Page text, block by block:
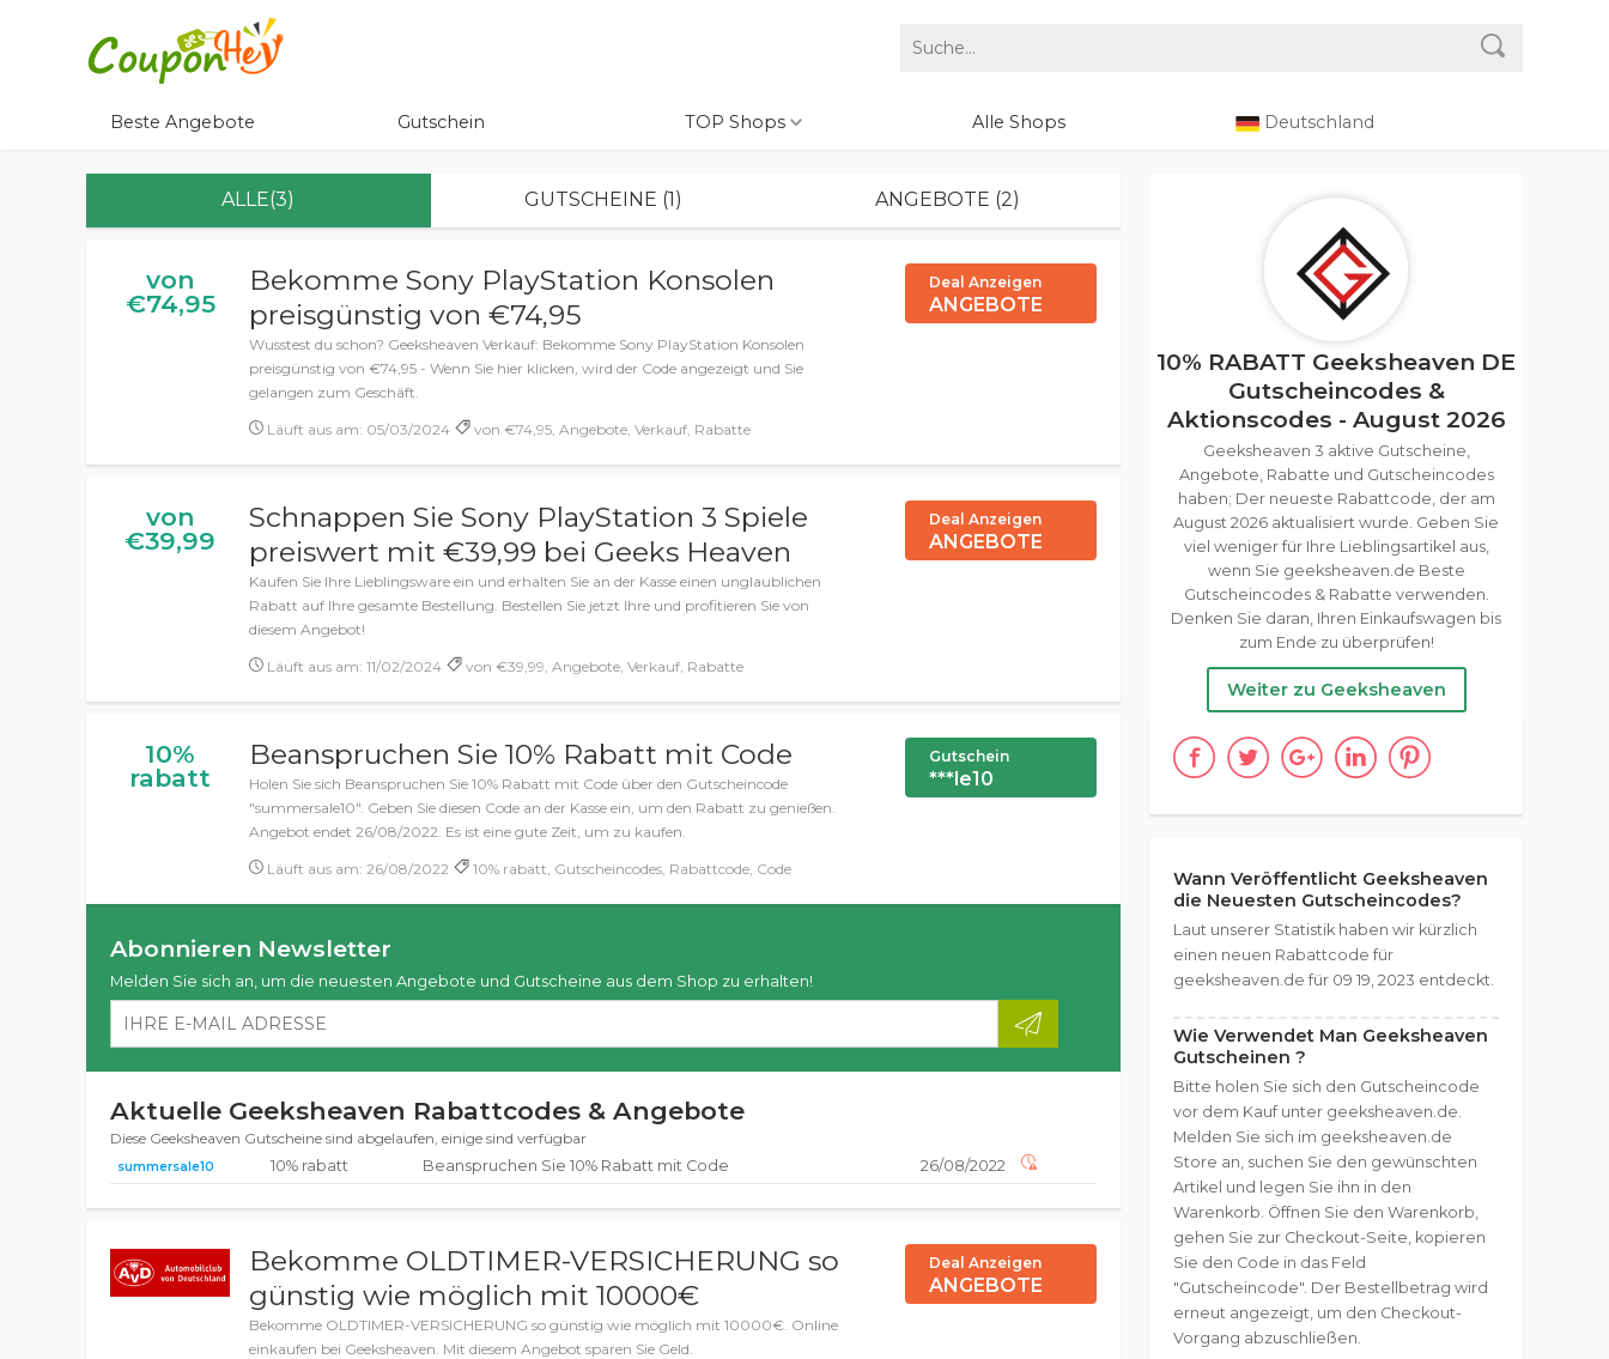
Beste Angebote Gutschein TOP Shops Alle Shops Deutschland
ALLE(3) GUTSCHEINE (1) ANGEBOTE (2)
von
€74,95
Bekomme Sony PlayStation Konsolen
preisgünstig von €74,95
Wusstest du schon? Geeksheaven Verkauf: Bekomme Sony PlayStation Konsolen
preisgünstig von €74,95 - Wenn Sie hier klicken, wird der Code angezeigt und Sie
gelangen zum Geschäft.
Läuft aus am: 05/03/2024 von €74,95, Angebote, Verkauf, Rabatte
Deal Anzeigen
ANGEBOTE
von
€39,99
Schnappen Sie Sony PlayStation 3 Spiele
preiswert mit €39,99 bei Geeks Heaven
Kaufen Sie Ihre Lieblingsware ein und erhalten Sie an der Kasse einen unglaublichen
Rabatt auf Ihre gesamte Bestellung. Bestellen Sie jetzt Ihre und profitieren Sie von
diesem Angebot!
Läuft aus am: 11/02/2024 von €39,99, Angebote, Verkauf, Rabatte
Deal Anzeigen
ANGEBOTE
10%
rabatt
Beanspruchen Sie 10% Rabatt mit Code
Holen Sie sich Beanspruchen Sie 10% Rabatt mit Code über den Gutscheincode
"summersale10". Geben Sie diesen Code an der Kasse ein, um den Rabatt zu genießen.
Angebot endet 26/08/2022. Es ist eine gute Zeit, um zu kaufen.
Läuft aus am: 26/08/2022 10% rabatt, Gutscheincodes, Rabattcode, Code
Gutschein
***le10
Abonnieren Newsletter
Melden Sie sich an, um die neuesten Angebote und Gutscheine aus dem Shop zu erhalten!
Aktuelle Geeksheaven Rabattcodes & Angebote
Diese Geeksheaven Gutscheine sind abgelaufen, einige sind verfügbar
summersale10 10% rabatt Beanspruchen Sie 10% Rabatt mit Code 26/08/2022
Bekomme OLDTIMER-VERSICHERUNG so
günstig wie möglich mit 10000€
Bekomme OLDTIMER-VERSICHERUNG so günstig wie möglich mit 10000€. Online
einkaufen bei Geeksheaven. Mit diesem Angebot sparen Sie Geld.
Deal Anzeigen
ANGEBOTE
10% RABATT Geeksheaven DE
Gutscheincodes &
Aktionscodes - August 2026
Geeksheaven 3 aktive Gutscheine,
Angebote, Rabatte und Gutscheincodes
haben; Der neueste Rabattcode, der am
August 2026 aktualisiert wurde. Geben Sie
viel weniger für Ihre Lieblingsartikel aus,
wenn Sie geeksheaven.de Beste
Gutscheincodes & Rabatte verwenden.
Denken Sie daran, Ihren Einkaufswagen bis
zum Ende zu überprüfen!
Weiter zu Geeksheaven
Wann Veröffentlicht Geeksheaven
die Neuesten Gutscheincodes?
Laut unserer Statistik haben wir kürzlich
einen neuen Rabattcode für
geeksheaven.de für 09 19, 2023 entdeckt.
Wie Verwendet Man Geeksheaven
Gutscheinen ?
Bitte holen Sie sich den Gutscheincode
vor dem Kauf unter geeksheaven.de.
Melden Sie sich im geeksheaven.de
Store an, suchen Sie den gewünschten
Artikel und legen Sie ihn in den
Warenkorb. Öffnen Sie den Warenkorb,
gehen Sie zur Checkout-Seite, kopieren
Sie den Code in das Feld
"Gutscheincode". Der Bestellbetrag wird
erneut angezeigt, um den Checkout-
Vorgang abzuschließen.